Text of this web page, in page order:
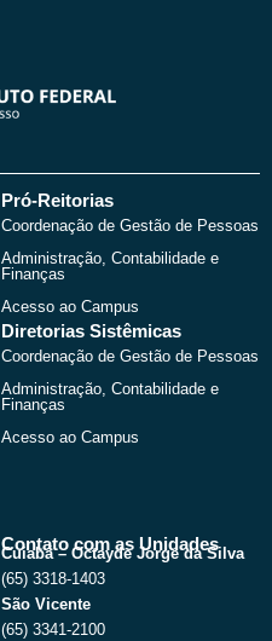
Pró-Reitorias
Coordenação de Gestão de Pessoas
Administração, Contabilidade e
Finanças
Acesso ao Campus
Diretorias Sistêmicas
Coordenação de Gestão de Pessoas
Administração, Contabilidade e
Finanças
Acesso ao Campus
Contato com as Unidades
Cuiabá – Octayde Jorge da Silva
(65) 3318-1403
São Vicente
(65) 3341-2100